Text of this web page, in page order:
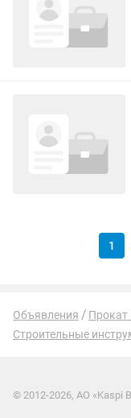
1
Объявления Прокат
Строительные
© 2012-2026, АО «Kaspi